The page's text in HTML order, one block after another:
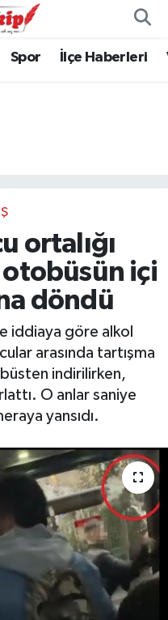
Spor İlçe Haberleri
ortalığı
içi
döndü
iddiaya göre alkol
arasında tartışma
indirilirken,
O anlar saniye
yansıdı.